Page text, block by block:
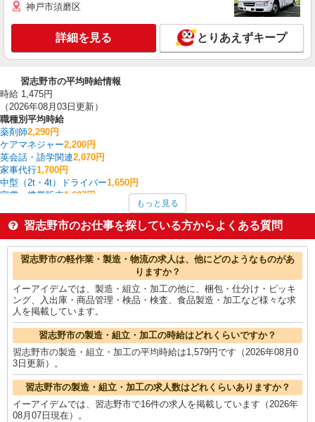
神戸市須磨区
詳細を見る とりあえずキープ
習志野市の平均時給情報
時給 1,475円
（2026年08月03日更新）
職種別平均時給
薬剤師2,290円
ケアマネジャー2,200円
英会話・語学関連2,070円
家事代行1,700円
中型（2t・4t）ドライバー1,650円
家電・携帯販売1,627円
看護師・保健師・看護助手・助産師 1,616円
経理・人事・労務・総務・法務1,600円
医療事務・受付・クラーク 1,600円
製造・組立・加工1,579円
習志野市の他の職種の平均時給を見る
もっと見る
習志野市のお仕事を探している方からよくある質問
習志野市の軽作業・製造・物流の求人は、他にどのようなものがあ
りますか？
イーアイデムでは、製造・組立・加工の他に、梱包・仕分け・ピッキ
ング、入出庫・商品管理・検品・検査、食品製造・加工など様々な求
人を掲載しています。
習志野市の製造・組立・加工の時給はどれくらいですか？
習志野市の製造・組立・加工の平均時給は1,579円です（2026年08月0
3日更新）。
習志野市の製造・組立・加工の求人数はどれくらいありますか？
イーアイデムでは、習志野市で16件の求人を掲載しています（2026年
08月07日現在）。